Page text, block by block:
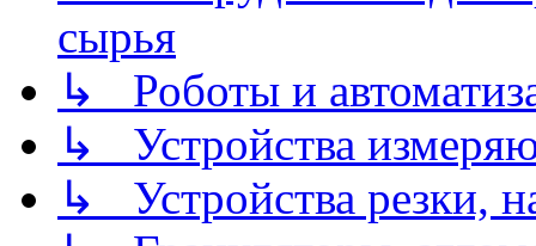
сырья
↳ Роботы и
↳ Устройства
↳ Устройства резки,